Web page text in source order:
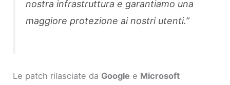
nostra infrastruttura e garantiamo una
maggiore protezione ai nostri utenti.”
Le patch rilasciate da Google e Microsoft